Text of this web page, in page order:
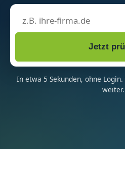
Jetzt
In etwa 5 Sekunden, ohne
weiter.